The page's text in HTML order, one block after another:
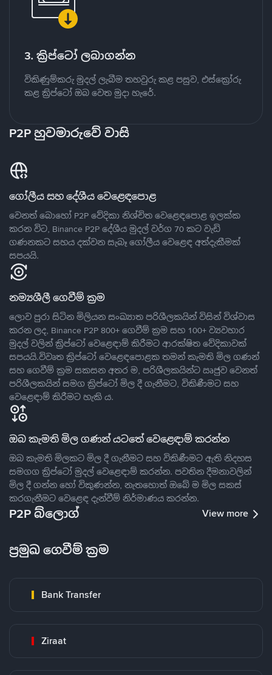
3. ක්‍රිප්ටෝ ලබාගන්න
විකිණුම්කරු මුදල් ලැබීම තහවුරු කළ පසුව, එස්ක්‍රෝරු
කළ ක්‍රිප්ටෝ ඔබ වෙත මුදා හැරේ.
P2P හුවමාරුවේ වාසි
ගෝලීය සහ දේශීය වෙළෙඳපොළ
වෙනත් බොහෝ P2P වේදිකා නිශ්චිත වෙළෙඳපොළ ඉලක්ක
කරන විට, Binance P2P දේශීය මුදල් වර්ග 70 කට වැඩි
ගණනකට සහය දක්වන සැබෑ ගෝලීය වෙළෙඳ අත්දැකීමක්
සපයයි.
නම්‍යශීලී ගෙවීම් ක්‍රම
ලොව පුරා සිටින මිලියන සංඛ්‍යාත පරිශීලකයින් විසින් විශ්වාස
කරන ලද, Binance P2P 800+ ගෙවීම් ක්‍රම සහ 100+ ව්‍යවහාර
මුදල් වලින් ක්‍රිප්ටෝ වෙළෙඳාම් කිරීමට ආරක්ෂිත වේදිකාවක්
සපයයි.විවෘත ක්‍රිප්ටෝ වෙළෙඳපොළක තමන් කැමති මිල ගණන්
සහ ගෙවීම් ක්‍රම සකසන අතර ම, පරිශීලකයින්ට ඍජුව වෙනත්
පරිශීලකයින් සමග ක්‍රිප්ටෝ මිල දී ගැනීමට, විකිණීමට සහ
වෙළෙඳාම් කිරීමට හැකි ය.
ඔබ කැමති මිල ගණන් යටතේ වෙළෙඳාම් කරන්න
ඔබ කැමති මිලකට මිල දී ගැනීමට සහ විකිණීමට ඇති නිදහස
සමගග ක්‍රිප්ටෝ මුදල් වෙළෙඳාම් කරන්න. පවතින දීමනාවලින්
මිල දී ගන්න හෝ විකුණන්න, නැතහොත් ඔබේ ම මිල සකස්
කරගැනීමට වෙළෙඳ දැන්වීම් නිර්මාණය කරන්න.
P2P බ්ලොග් View more
ප්‍රමුඛ ගෙවීම් ක්‍රම
Bank Transfer
Ziraat